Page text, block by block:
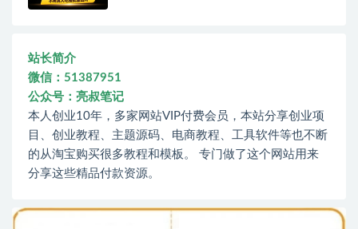
站长简介
微信：51387951
公众号：亮叔笔记
本人创业10年，多家网站VIP付费会员，本站分享创业项
目、创业教程、主题源码、电商教程、工具软件等也不断
的从淘宝购买很多教程和模板。 专门做了这个网站用来
分享这些精品付款资源。